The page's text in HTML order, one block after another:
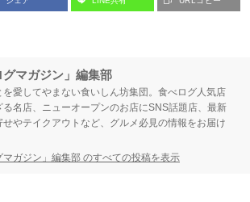
グマガジン」編集部
を愛してやまない食いしん坊集団。食べログ人気店
る名店、ニューオープンのお店にSNS話題店、最新
せやテイクアウトなど、グルメ必見の情報をお届け
マガジン」編集部 のすべての投稿を表示